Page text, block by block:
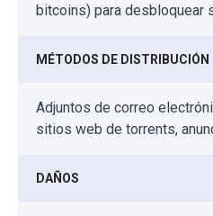
bitcoins) para desbloquear
MÉTODOS DE DISTRIBUCIÓN
Adjuntos de correo
sitios web de torrents,
DAÑOS